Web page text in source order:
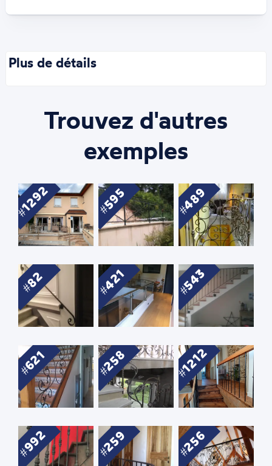
Plus de détails
Trouvez d'autres
exemples
1292 595 489
82 421 543
621 258 1212
992 259 256